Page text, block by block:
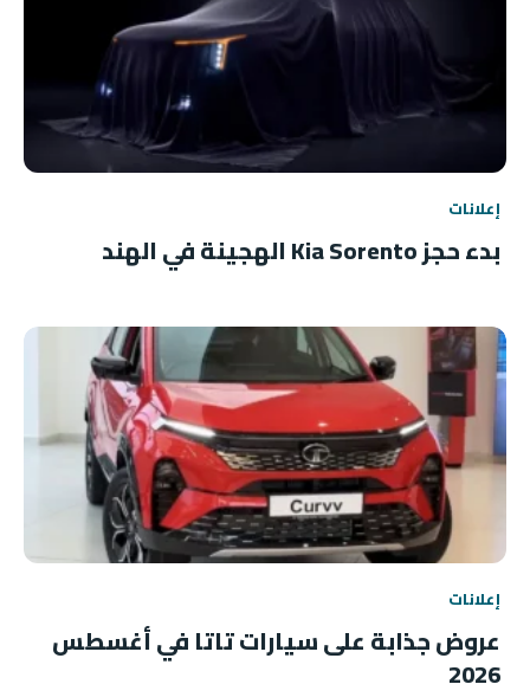
إعلانات
بدء حجز Kia Sorento الهجينة في الهند
إعلانات
عروض جذابة على سيارات تاتا في أغسطس
2026